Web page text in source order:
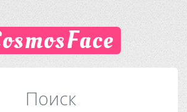
Поиск